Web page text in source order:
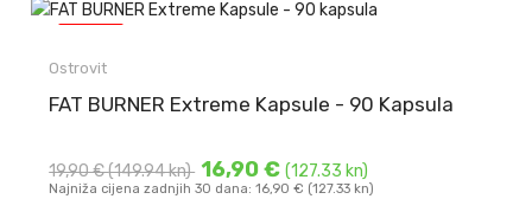
Ostrovit
FAT BURNER Extreme Kapsule - 90 Kapsula
19,90 €(149.94 kn) 16,90 €(127.33 kn)
Najniža cijena zadnjih 30 dana: 16,90 € (127.33 kn)